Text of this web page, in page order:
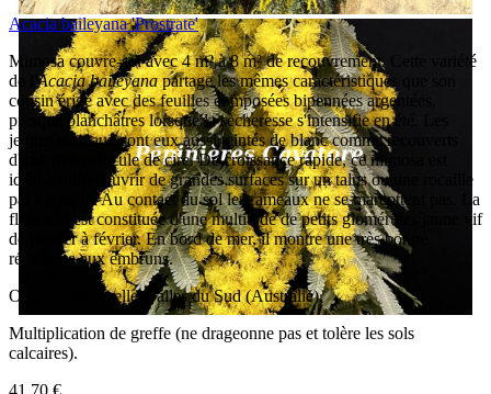
Acacia baileyana 'Prostrate'
Mimosa couvre-sol avec 4 m² à 8 m² de recouvrement. Cette variété
de l'Acacia baileyanapartage les mêmes caractéristiques que son
cousin érigé avec des feuilles composées bipennées argentées,
presque blanchâtres lorsque la sècheresse s'intensifie en été. Les
jeunes rameaux sont eux aussi teintés de blanc comme recouverts
d'une fine pellicule de cire. De croissance rapide, ce mimosa est
idéal pour recouvrir de grandes surfaces sur un talus ou une rocaille
par exemple. Au contact du sol les rameaux ne se marcottent pas. La
floraison est constituée d'une multitude de petits glomérules jaune vif
de janvier à février. En bord de mer, il montre une très bonne
résistance aux embruns.
Origine : Nouvelle-Galles du Sud (Australie).
Multiplication de greffe (ne drageonne pas et tolère les sols
calcaires).
41,70 €